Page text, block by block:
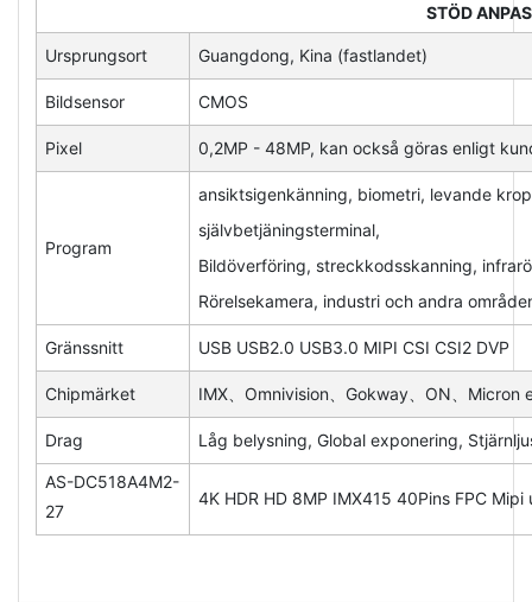
STÖD
Ursprungsort Guangdong, Kina (fastlandet)
Bildsensor CMOS
Pixel 0,2MP - 48MP, kan också göras enligt
Program
ansiktsigenkänning, biometri, levande
självbetjäningsterminal,
Bildöverföring, streckkodsskanning,
Rörelsekamera, industri och andra
Gränssnitt USB USB2.0 USB3.0 MIPI CSI CSI2 DVP
Chipmärket IMX、Omnivision、Gokway、ON、Micron
Drag Låg belysning, Global exponering,
AS-DC518A4M2-
27
4K HDR HD 8MP IMX415 40Pins FPC